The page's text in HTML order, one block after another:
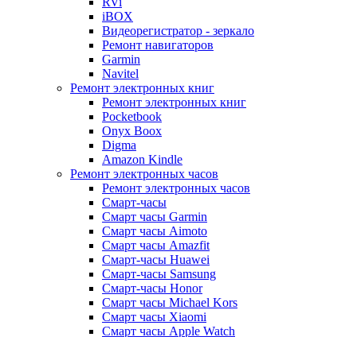
iBOX
Видеорегистратор - зеркало
Ремонт навигаторов
Garmin
Navitel
Ремонт электронных книг
Ремонт электронных книг
Pocketbook
Onyx Boox
Digma
Amazon Kindle
Ремонт электронных часов
Ремонт электронных часов
Смарт-часы
Смарт часы Garmin
Смарт часы Aimoto
Смарт часы Amazfit
Смарт-часы Huawei
Смарт-часы Samsung
Смарт-часы Honor
Смарт часы Michael Kors
Смарт часы Xiaomi
Смарт часы Apple Watch